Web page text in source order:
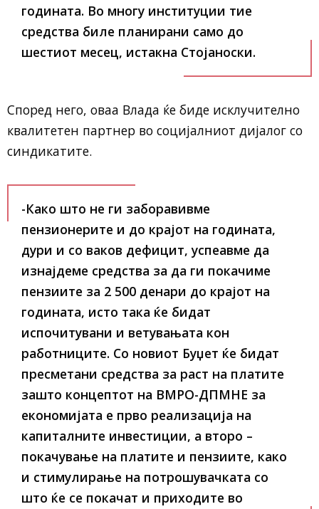
годината. Во многу институции тие
средства биле планирани само до
шестиот месец, истакна Стојаноски.
Според него, оваа Влада ќе биде исклучително
квалитетен партнер во социјалниот дијалог со
синдикатите.
-Како што не ги заборавивме
пензионерите и до крајот на годината,
дури и со ваков дефицит, успеавме да
изнајдеме средства за да ги покачиме
пензиите за 2 500 денари до крајот на
годината, исто така ќе бидат
испочитувани и ветувањата кон
работниците. Со новиот Буџет ќе бидат
пресметани средства за раст на платите
зашто концептот на ВМРО-ДПМНЕ за
економијата е прво реализација на
капиталните инвестиции, а второ –
покачување на платите и пензиите, како
и стимулирање на потрошувачката со
што ќе се покачат и приходите во